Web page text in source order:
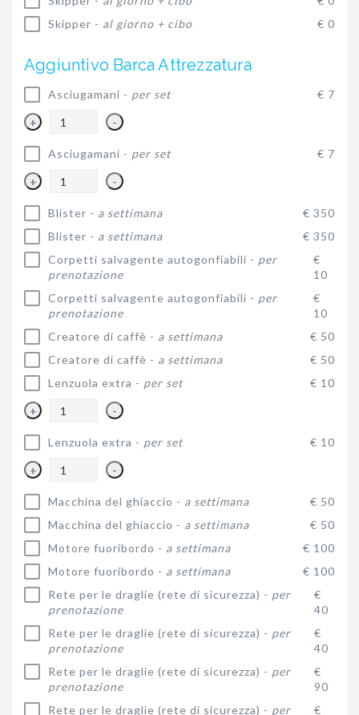
Skipper - al giorno + cibo € 0
Aggiuntivo Barca Attrezzatura
Asciugamani - per set € 7
+ -
Asciugamani - per set € 7
+ -
Blister - a settimana
€ 350
Blister - a settimana
€ 350
Corpetti salvagente autogonfiabili - per
prenotazione
€
10
Corpetti salvagente autogonfiabili - per
prenotazione
€
10
Creatore di caffè - a settimana
€ 50
Creatore di caffè - a settimana
€ 50
Lenzuola extra - per set € 10
+ -
Lenzuola extra - per set € 10
+ -
Macchina del ghiaccio - a settimana
€ 50
Macchina del ghiaccio - a settimana
€ 50
Motore fuoribordo - a settimana
€ 100
Motore fuoribordo - a settimana
€ 100
Rete per le draglie (rete di sicurezza) - per
prenotazione
€
40
Rete per le draglie (rete di sicurezza) - per
prenotazione
€
40
Rete per le draglie (rete di sicurezza) - per
prenotazione
€
90
Rete per le draglie (rete di sicurezza) - per
€